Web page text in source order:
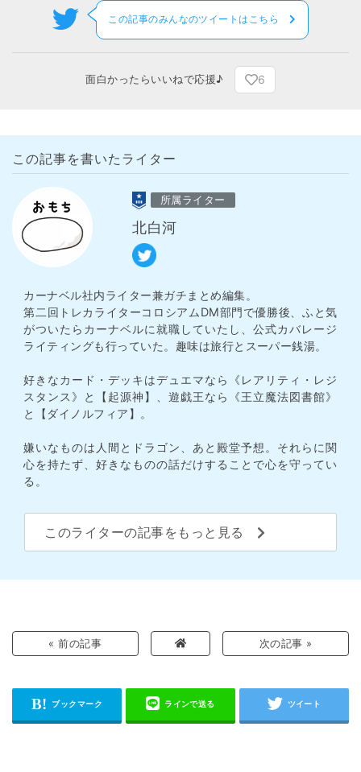
この記事のみんなのツイートはこちら
面白かったらいいねで応援♪ 6
この記事を書いたライター
所属ライター
北白河
カーナベル社内ライター兼ガチまとめ編集。
第二回トレカライターコロシアムDM部門で優勝後、ふと気
がついたらカーナベルに就職していたし、公式カバレージ
ライティングも行っていた。趣味は旅行とスーパー銭湯。
好きなカード・デッキはデュエマなら《レアリティ・レジ
スタンス》と【起源神】、遊戯王なら《王立魔法図書館》
と【ダイノルフィア】。
嫌いなものは人間とドラゴン、あと殿堂予想。それらに関
心を持たず、好きなものの話だけすることで心を守ってい
る。
このライターの記事をもっと見る
« 前の記事 次の記事 »